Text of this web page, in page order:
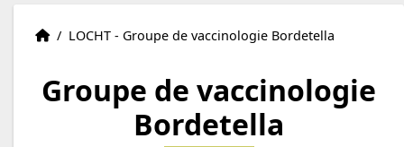
Équipes
Accueil
/ LOCHT - Groupe de vaccinologie Bordetella
Groupe de vaccinologie
Bordetella